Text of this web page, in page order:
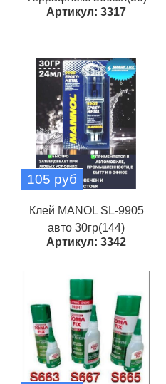
Артикул: 3317
105 руб
Клей MANOL SL-9905
авто 30гр(144)
Артикул: 3342